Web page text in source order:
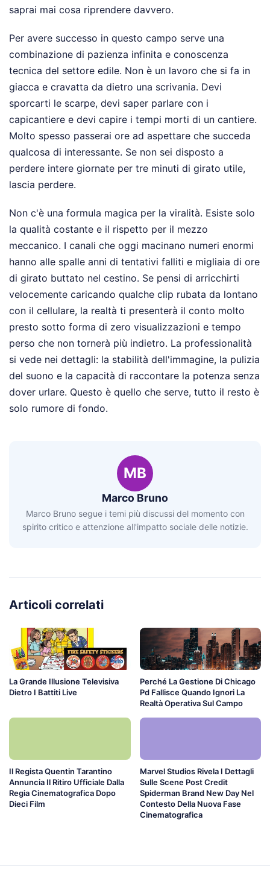
saprai mai cosa riprendere davvero.
Per avere successo in questo campo serve una
combinazione di pazienza infinita e conoscenza
tecnica del settore edile. Non è un lavoro che si fa in
giacca e cravatta da dietro una scrivania. Devi
sporcarti le scarpe, devi saper parlare con i
capicantiere e devi capire i tempi morti di un cantiere.
Molto spesso passerai ore ad aspettare che succeda
qualcosa di interessante. Se non sei disposto a
perdere intere giornate per tre minuti di girato utile,
lascia perdere.
Non c'è una formula magica per la viralità. Esiste solo
la qualità costante e il rispetto per il mezzo
meccanico. I canali che oggi macinano numeri enormi
hanno alle spalle anni di tentativi falliti e migliaia di ore
di girato buttato nel cestino. Se pensi di arricchirti
velocemente caricando qualche clip rubata da lontano
con il cellulare, la realtà ti presenterà il conto molto
presto sotto forma di zero visualizzazioni e tempo
perso che non tornerà più indietro. La professionalità
si vede nei dettagli: la stabilità dell'immagine, la pulizia
del suono e la capacità di raccontare la potenza senza
dover urlare. Questo è quello che serve, tutto il resto è
solo rumore di fondo.
MB
Marco Bruno
Marco Bruno segue i temi più discussi del momento con
spirito critico e attenzione all'impatto sociale delle notizie.
Articoli correlati
La Grande Illusione Televisiva
Dietro I Battiti Live
Perché La Gestione Di Chicago
Pd Fallisce Quando Ignori La
Realtà Operativa Sul Campo
Il Regista Quentin Tarantino
Annuncia Il Ritiro Ufficiale Dalla
Regia Cinematografica Dopo
Dieci Film
Marvel Studios Rivela I Dettagli
Sulle Scene Post Credit
Spiderman Brand New Day Nel
Contesto Della Nuova Fase
Cinematografica